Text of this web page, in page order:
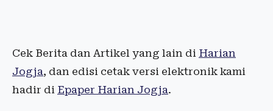
Cek Berita dan Artikel yang lain di Harian
Jogja, dan edisi cetak versi elektronik kami
hadir di Epaper Harian Jogja.